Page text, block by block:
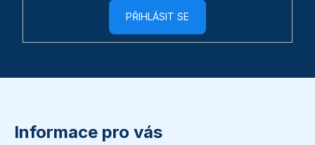
PŘIHLÁSIT SE
Informace pro vás